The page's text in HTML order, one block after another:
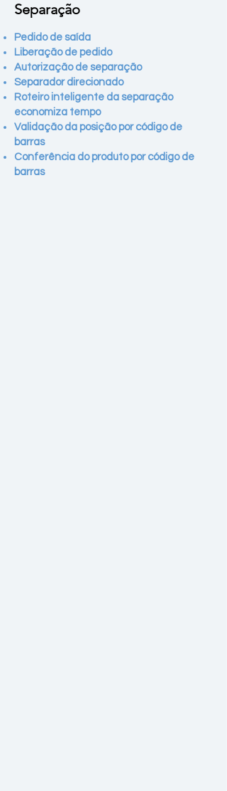
Separação
Pedido de saída
Liberação de pedido
Autorização de separação
Separador direcionado
Roteiro inteligente da separação
economiza tempo
Validação da posição por código de
barras
Conferência do produto por código de
barras